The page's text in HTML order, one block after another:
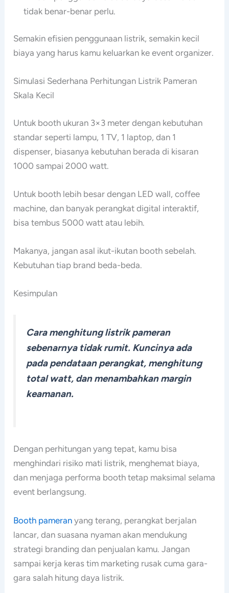
tidak benar-benar perlu.
Semakin efisien penggunaan listrik, semakin kecil
biaya yang harus kamu keluarkan ke event organizer.
Simulasi Sederhana Perhitungan Listrik Pameran
Skala Kecil
Untuk booth ukuran 3×3 meter dengan kebutuhan
standar seperti lampu, 1 TV, 1 laptop, dan 1
dispenser, biasanya kebutuhan berada di kisaran
1000 sampai 2000 watt.
Untuk booth lebih besar dengan LED wall, coffee
machine, dan banyak perangkat digital interaktif,
bisa tembus 5000 watt atau lebih.
Makanya, jangan asal ikut-ikutan booth sebelah.
Kebutuhan tiap brand beda-beda.
Kesimpulan
Cara menghitung listrik pameran
sebenarnya tidak rumit. Kuncinya ada
pada pendataan perangkat, menghitung
total watt, dan menambahkan margin
keamanan.
Dengan perhitungan yang tepat, kamu bisa
menghindari risiko mati listrik, menghemat biaya,
dan menjaga performa booth tetap maksimal selama
event berlangsung.
Booth pameran yang terang, perangkat berjalan
lancar, dan suasana nyaman akan mendukung
strategi branding dan penjualan kamu. Jangan
sampai kerja keras tim marketing rusak cuma gara-
gara salah hitung daya listrik.